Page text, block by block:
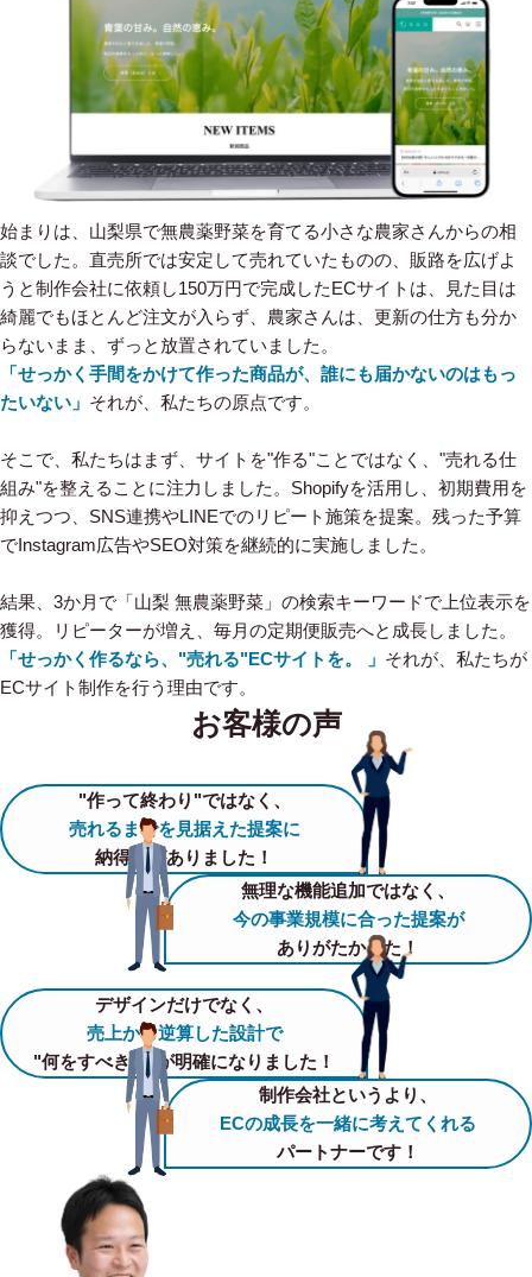
始まりは、山梨県で無農薬野菜を育てる小さな農家さんからの相
談でした。直売所では安定して売れていたものの、販路を広げよ
うと制作会社に依頼し150万円で完成したECサイトは、見た目は
綺麗でもほとんど注文が入らず、農家さんは、更新の仕方も分か
らないまま、ずっと放置されていました。
「せっかく手間をかけて作った商品が、誰にも届かないのはもっ
たいない」 それが、私たちの原点です。
そこで、私たちはまず、サイトを"作る"ことではなく、"売れる仕
組み"を整えることに注力しました。Shopifyを活用し、初期費用を
抑えつつ、SNS連携やLINEでのリピート施策を提案。残った予算
でInstagram広告やSEO対策を継続的に実施しました。
結果、3か月で「山梨 無農薬野菜」の検索キーワードで上位表示を
獲得。リピーターが増え、毎月の定期便販売へと成長しました。
「せっかく作るなら、"売れる"ECサイトを。 」 それが、私たちが
ECサイト制作を行う理由です。
お客様の声
"作って終わり"ではなく、
売れるまでを見据えた提案に
納得感がありました！
無理な機能追加ではなく、
今の事業規模に合った提案が
ありがたかった！
デザインだけでなく、
売上から逆算した設計で
"何をすべきか"が明確になりました！
制作会社というより、
ECの成長を一緒に考えてくれる
パートナーです！